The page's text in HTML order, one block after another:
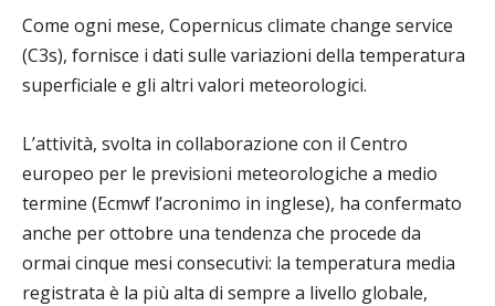
Come ogni mese, Copernicus climate change service
(C3s), fornisce i dati sulle variazioni della temperatura
superficiale e gli altri valori meteorologici.
L’attività, svolta in collaborazione con il Centro
europeo per le previsioni meteorologiche a medio
termine (Ecmwf l’acronimo in inglese), ha confermato
anche per ottobre una tendenza che procede da
ormai cinque mesi consecutivi: la temperatura media
registrata è la più alta di sempre a livello globale,